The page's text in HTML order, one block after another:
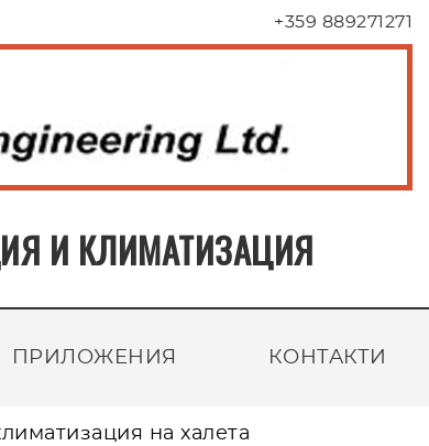
+359 889271271
И КЛИМАТИЗАЦИЯ
ПРИЛОЖЕНИЯ КОНТАКТИ
на халета